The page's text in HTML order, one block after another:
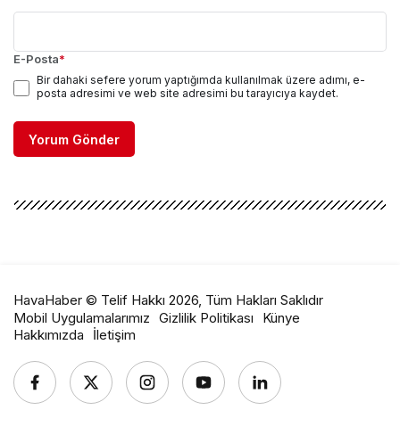
E-Posta*
Bir dahaki sefere yorum yaptığımda kullanılmak üzere adımı, e-
posta adresimi ve web site adresimi bu tarayıcıya kaydet.
Yorum Gönder
HavaHaber © Telif Hakkı 2026, Tüm Hakları Saklıdır
Mobil Uygulamalarımız Gizlilik Politikası
Künye
Hakkımızda
İletişim